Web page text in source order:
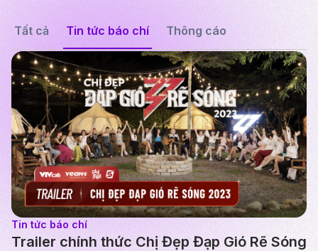
Tất cả Tin tức báo chí Thông cáo
Tin tức báo chí
Trailer chính thức Chị Đẹp Đạp Gió Rẽ Sóng